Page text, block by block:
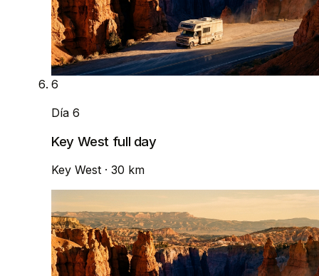
6
Día 6
Key West full day
Key West · 30 km